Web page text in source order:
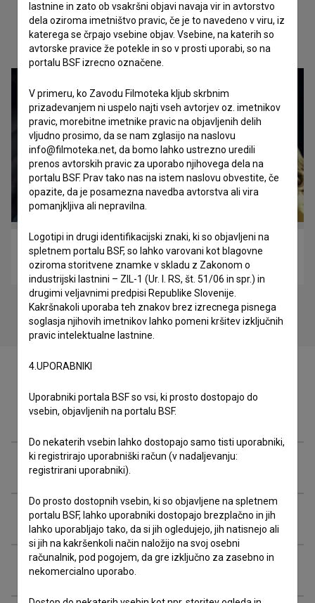
Oglejte si
Pojdi z mano (2016)
mladinski, pustolovski
Ekipa
Organizacije
Razširjeni podatki
Financiranje
lastnine in zato ob vsakršni objavi navaja vir in avtorstvo
dela oziroma imetništvo pravic, če je to navedeno v viru, iz
katerega se črpajo vsebine objav. Vsebine, na katerih so
avtorske pravice že potekle in so v prosti uporabi, so na
portalu BSF izrecno označene.
V primeru, ko Zavodu Filmoteka kljub skrbnim
prizadevanjem ni uspelo najti vseh avtorjev oz. imetnikov
pravic, morebitne imetnike pravic na objavljenih delih
vljudno prosimo, da se nam zglasijo na naslovu
info@filmoteka.net, da bomo lahko ustrezno uredili
prenos avtorskih pravic za uporabo njihovega dela na
portalu BSF. Prav tako nas na istem naslovu obvestite, če
opazite, da je posamezna navedba avtorstva ali vira
pomanjkljiva ali nepravilna.
Logotipi in drugi identifikacijski znaki, ki so objavljeni na
spletnem portalu BSF, so lahko varovani kot blagovne
oziroma storitvene znamke v skladu z Zakonom o
industrijski lastnini – ZIL-1 (Ur. l. RS, št. 51/06 in spr.) in
drugimi veljavnimi predpisi Republike Slovenije.
Kakršnakoli uporaba teh znakov brez izrecnega pisnega
soglasja njihovih imetnikov lahko pomeni kršitev izključnih
pravic intelektualne lastnine.
4.UPORABNIKI
Uporabniki portala BSF so vsi, ki prosto dostopajo do
vsebin, objavljenih na portalu BSF.
Do nekaterih vsebin lahko dostopajo samo tisti uporabniki,
ki registrirajo uporabniški račun (v nadaljevanju:
registrirani uporabniki).
Do prosto dostopnih vsebin, ki so objavljene na spletnem
portalu BSF, lahko uporabniki dostopajo brezplačno in jih
lahko uporabljajo tako, da si jih ogledujejo, jih natisnejo ali
si jih na kakršenkoli način naložijo na svoj osebni
računalnik, pod pogojem, da gre izključno za zasebno in
nekomercialno uporabo.